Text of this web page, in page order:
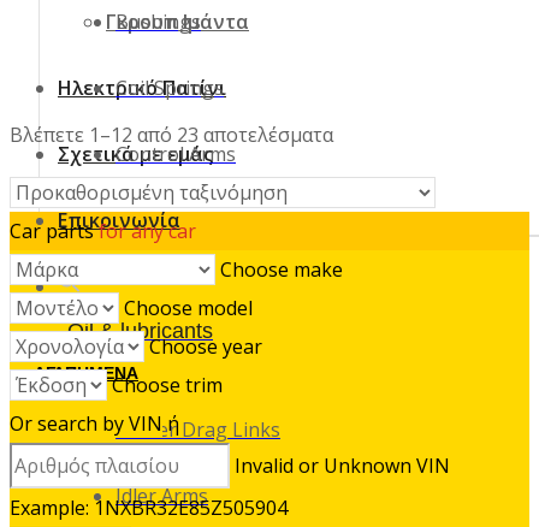
Γκρουπ Ιμάντα
Ηλεκτρικό Πατίνι
Σχετικά με εμάς
Επικοινωνία
ΑΓΑΠΗΜΕΝΑ
Bushings
Coil Springs
Control Arms
Oil & lubricants
Center Drag Links
Idler Arms
Βλέπετε 1–12 από 23 αποτελέσματα
Car partsfor any car
Choose make
Choose model
Choose year
Choose trim
Or search by VIN ή
Invalid or Unknown VIN
Example: 1NXBR32E85Z505904